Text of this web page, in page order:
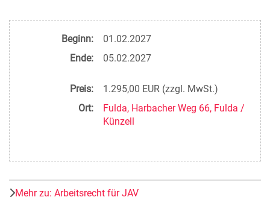
Beginn:
01.02.2027
Ende:
05.02.2027
Preis:
1.295,00 EUR (zzgl. MwSt.)
Ort:
Fulda, Harbacher Weg 66, Fulda /
Künzell
Mehr zu: Arbeitsrecht für JAV